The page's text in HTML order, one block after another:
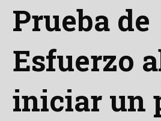
Prueba de
Esfuerzo
iniciar un